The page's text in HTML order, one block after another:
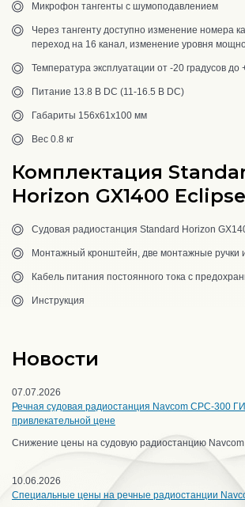
Микрофон тангенты с шумоподавлением
Через тангенту доступно изменение номера
переход на 16 канал, изменение уровня
Температура эксплуатации от -20 градусов до
Питание 13.8 В DC (11-16.5 В DC)
Габариты 156х61х100 мм
Вес 0.8 кг
Комплектация
Horizon GX1400
Судовая радиостанция Standard Horizon
Монтажный кронштейн, две монтажные ручки
Кабель питания постоянного тока с
Инструкция
Новости
07.07.2026
Речная судовая радиостанция Navcom CPC-300
привлекательной цене
Снижение цены на судовую радиостанцию
10.06.2026
Специальные цены на речные радиостанции